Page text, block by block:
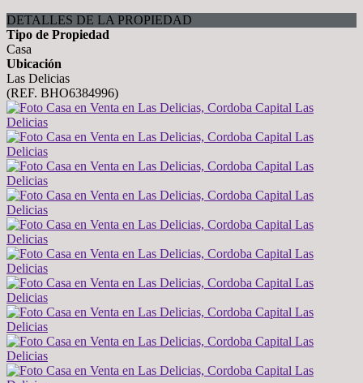
DETALLES DE LA PROPIEDAD
Tipo de Propiedad
Casa
Ubicación
Las Delicias
(REF. BHO6384996)